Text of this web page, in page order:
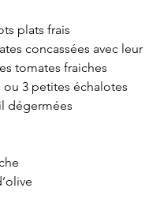
plats frais
concassées avec leur
tomates fraiches
3 petites échalotes
dégermées